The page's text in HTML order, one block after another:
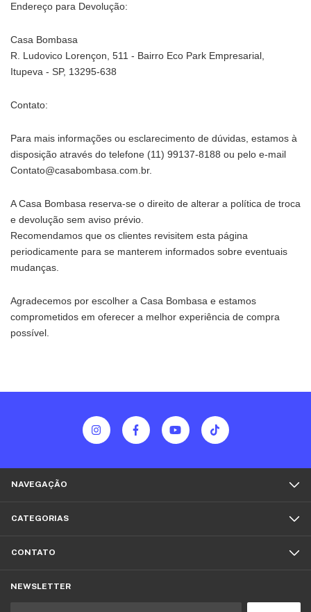
Endereço para Devolução:
Casa Bombasa
R. Ludovico Lorençon, 511 - Bairro Eco Park Empresarial,
Itupeva - SP, 13295-638
Contato:
Para mais informações ou esclarecimento de dúvidas, estamos à
disposição através do telefone (11) 99137-8188 ou pelo e-mail
Contato@casabombasa.com.br.
A Casa Bombasa reserva-se o direito de alterar a política de troca
e devolução sem aviso prévio.
Recomendamos que os clientes revisitem esta página
periodicamente para se manterem informados sobre eventuais
mudanças.
Agradecemos por escolher a Casa Bombasa e estamos
comprometidos em oferecer a melhor experiência de compra
possível.
NAVEGAÇÃO
CATEGORIAS
CONTATO
NEWSLETTER